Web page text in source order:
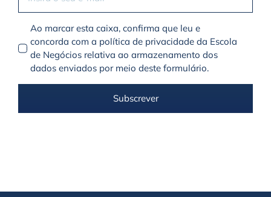
Ao marcar esta caixa, confirma que leu e
concorda com a política de privacidade da Escola
de Negócios relativa ao armazenamento dos
dados enviados por meio deste formulário.
Subscrever